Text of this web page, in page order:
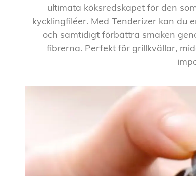
ultimata köksredskapet för den
kycklingfiléer. Med Tenderizer kan du
och samtidigt förbättra smaken
fibrerna. Perfekt för grillkvällar,